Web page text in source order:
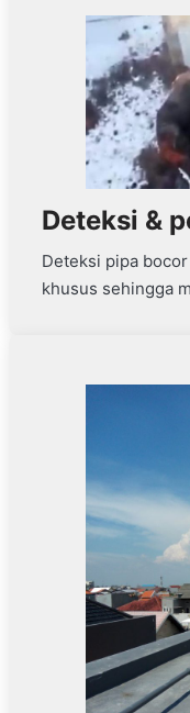
Deteksi &
Deteksi pipa
khusus sehingga